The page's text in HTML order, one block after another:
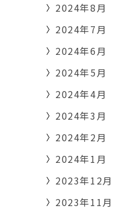
2024年8月
2024年7月
2024年6月
2024年5月
2024年4月
2024年3月
2024年2月
2024年1月
2023年12月
2023年11月